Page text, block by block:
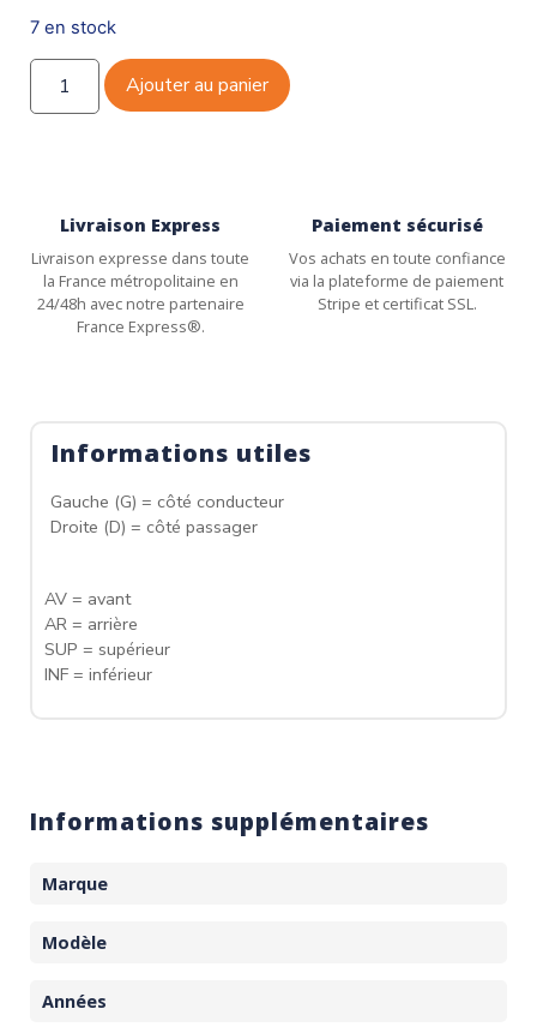
7 en stock
Ajouter au panier
Livraison Express
Livraison expresse dans toute
la France métropolitaine en
24/48h avec notre partenaire
France Express®.
Paiement sécurisé
Vos achats en toute confiance
via la plateforme de paiement
Stripe et certificat SSL.
Informations utiles
Gauche (G) = côté conducteur
Droite (D) = côté passager
AV = avant
AR = arrière
SUP = supérieur
INF = inférieur
Informations supplémentaires
Marque
Modèle
Années